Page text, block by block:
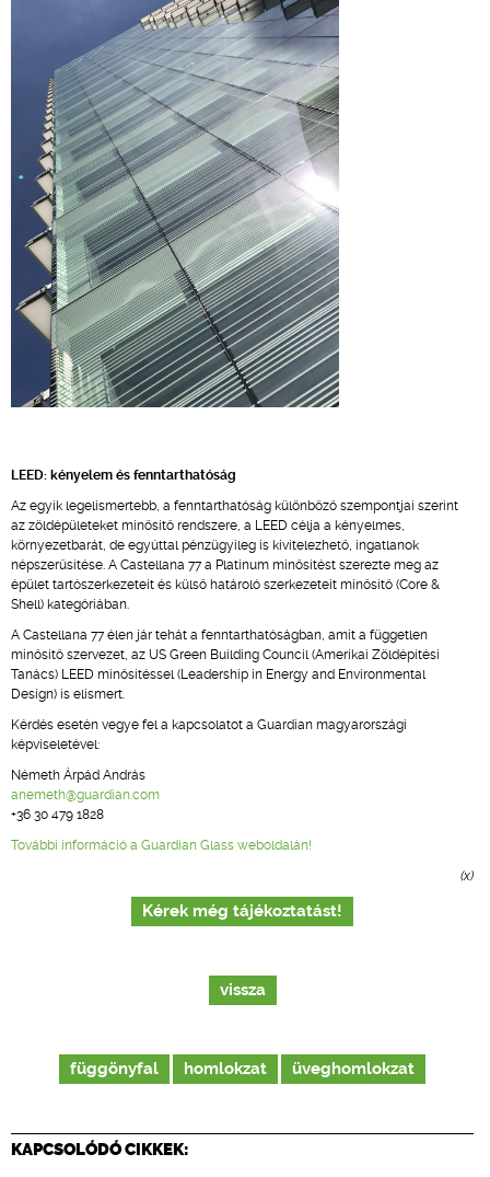
LEED: kényelem és fenntarthatóság
Az egyik legelismertebb, a fenntarthatóság különböző szempontjai szerint
az zöldépületeket minősítő rendszere, a LEED célja a kényelmes,
környezetbarát, de egyúttal pénzügyileg is kivitelezhető, ingatlanok
népszerűsítése. A Castellana 77 a Platinum minősítést szerezte meg az
épület tartószerkezeteit és külső határoló szerkezeteit minősítő (Core &
Shell) kategóriában.
A Castellana 77 élen jár tehát a fenntarthatóságban, amit a független
minősítő szervezet, az US Green Building Council (Amerikai Zöldépítési
Tanács) LEED minősítéssel (Leadership in Energy and Environmental
Design) is elismert.
Kérdés esetén vegye fel a kapcsolatot a Guardian magyarországi
képviseletével:
Németh Árpád András
anemeth@guardian.com
+36 30 479 1828
További információ a Guardian Glass weboldalán!
(x)
Kérek még tájékoztatást!
vissza
függönyfal homlokzat üveghomlokzat
KAPCSOLÓDÓ CIKKEK: